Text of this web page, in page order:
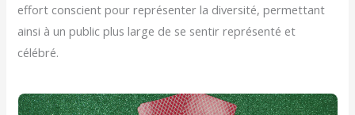
effort conscient pour représenter la diversité, permettant
ainsi à un public plus large de se sentir représenté et
célébré.